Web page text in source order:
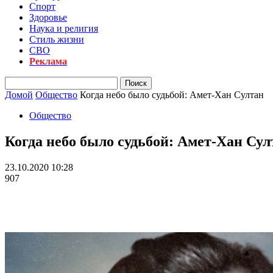
Спорт
Здоровье
Наука и религия
Стиль жизни
СВО
Реклама
Домой Общество Когда небо было судьбой: Амет-Хан Султан
Общество
Когда небо было судьбой: Амет-Хан
23.10.2020 10:28
907